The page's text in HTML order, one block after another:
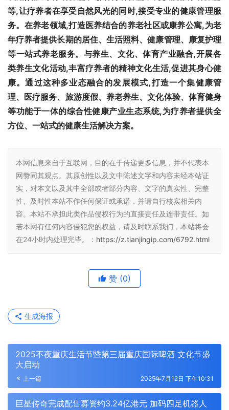
等,让疗养者在享受自然风光的同时,接受专业的健康管理服
务。在养老领域,打造医养结合的养老社区或康养公寓,为老
年疗养者提供长期的居住、生活照料、健康管理、康复护理
等一站式养老服务。与养生、文化、体育产业融合,开展各
类养生文化活动,丰富疗养者的精神文化生活,促进其身心健
康。通过这种多业态融合的发展模式,打造一个集健康管
理、医疗服务、旅游度假、养老养生、文化体验、体育健身
等功能于一体的综合性健康产业生态系统,为疗养者提供全
方位、一站式的健康生活解决方案。
本网信息来自于互联网，目的在于传递更多信息，并不代表本
网赞同其观点。其原创性以及文中陈述文字和内容未经本站证
实，对本文以及其中全部或者部分内容、文字的真实性、完整
性、及时性本站不作任何保证或承诺，并请自行核实相关内
容。本站不承担此类作品侵权行为的直接责任及连带责任。如
若本网有任何内容侵犯您的权益，请及时联系我们，本站将会
在24小时内处理完毕。： https://z.tianjingip.com/6792.html
赞 (0)
生成海报
2025不夜重庆生活节暨第三届重庆国际啤酒 文化节盛
大启动
上一篇 2025年7月12日 下午10:31
巨星传奇完成配售募资约3.24亿港元 加码四足机器人